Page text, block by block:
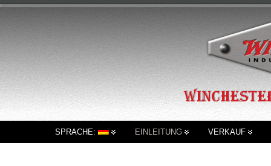
SPRACHE: EINLEITUNG VERKAUF